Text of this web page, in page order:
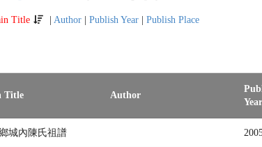
Title Author |Publish Year |Publish Place
Title Author
Year
城內陳氏祖譜